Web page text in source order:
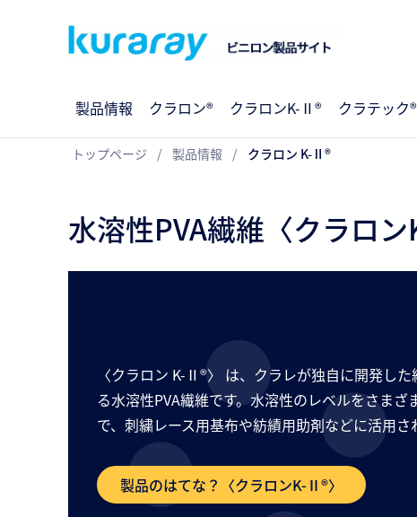
製品情報 クラロン® クラロンK-Ⅱ® クラテック®
トップページ 製品情報 クラロン K-Ⅱ®
水溶性PVA繊維〈クラロン
〈クラロン K‑Ⅱ®〉 は、クラレが独自に開発し
る水溶性PVA繊維です。水溶性のレベルをさま
で、刺繍レース用基布や紡績用助剤などに活用さ
製品のはてな？〈クラロンK-Ⅱ®〉